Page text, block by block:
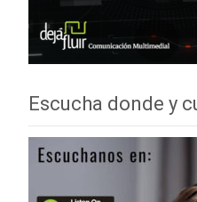
Escucha donde y